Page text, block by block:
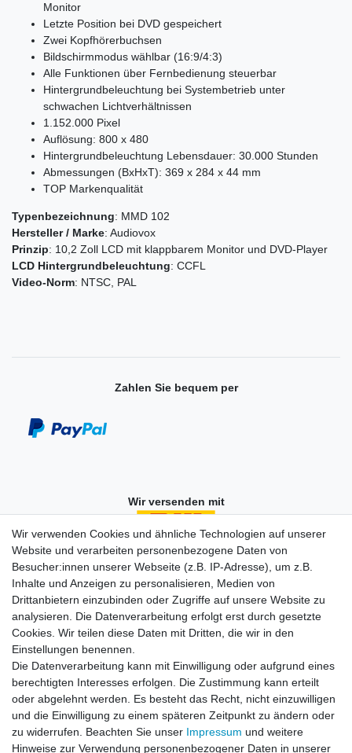
Monitor
Letzte Position bei DVD gespeichert
Zwei Kopfhörerbuchsen
Bildschirmmodus wählbar (16:9/4:3)
Alle Funktionen über Fernbedienung steuerbar
Hintergrundbeleuchtung bei Systembetrieb unter
schwachen Lichtverhältnissen
1.152.000 Pixel
Auflösung: 800 x 480
Hintergrundbeleuchtung Lebensdauer: 30.000 Stunden
Abmessungen (BxHxT): 369 x 284 x 44 mm
TOP Markenqualität
Typenbezeichnung: MMD 102
Hersteller / Marke: Audiovox
Prinzip: 10,2 Zoll LCD mit klappbarem Monitor und DVD-Player
LCD Hintergrundbeleuchtung: CCFL
Video-Norm: NTSC, PAL
Zahlen Sie bequem per
Wir versenden mit
Einkaufen
Zahlungsarten
Versandarten & -kosten
Widerrufsrecht
Warenkorb
Zur Kasse
Vertrag widerrufen
Mein Konto
Wir verwenden Cookies und ähnliche Technologien auf unserer
Website und verarbeiten personenbezogene Daten von
Besucher:innen unserer Webseite (z.B. IP-Adresse), um z.B.
Inhalte und Anzeigen zu personalisieren, Medien von
Drittanbietern einzubinden oder Zugriffe auf unsere Website zu
analysieren. Die Datenverarbeitung erfolgt erst durch gesetzte
Cookies. Wir teilen diese Daten mit Dritten, die wir in den
Einstellungen benennen.
Die Datenverarbeitung kann mit Einwilligung oder aufgrund eines
berechtigten Interesses erfolgen. Die Zustimmung kann erteilt
oder abgelehnt werden. Es besteht das Recht, nicht einzuwilligen
und die Einwilligung zu einem späteren Zeitpunkt zu ändern oder
zu widerrufen. Beachten Sie unser Impressum und weitere
Hinweise zur Verwendung personenbezogener Daten in unserer